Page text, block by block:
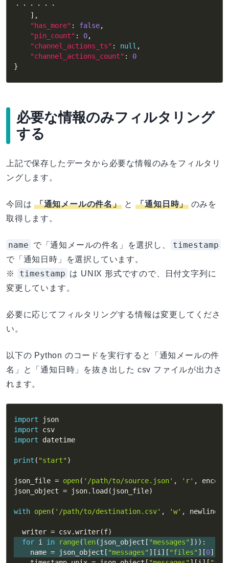
・・・・・・
] ,
"has_more" : false,
"pin_count" : 0,
"channel_actions_ts" : null ,
"channel_actions_count" :
0
}
必要な情報のみフィルタリング
する
上記で保存したデータから必要な情報のみをフィルタリ
ングします。
今回は「通知メールの件名」 と 「通知日時」のみを
取得します。
name で「通知メールの件名」を選択し、 timestamp
で「通知日時」を選択しています。
※
timestamp は UNIX 形式ですので、日付文字列に
変更しています。
必要に応じてフィルタリングする情報は変更してくださ
い。
以下の Python のコードを実行すると「通知メールの件
名」と「通知日時」を抜き出した csv ファイルが出力さ
れます。
import
json
import
csv
import datetime
print ( "start")
json_file = open( '/path/to/source.json' , 'r' ,
json_object = json. load ( json_file)
with open( '/path/to/destination.csv' , 'w' , newline
  writer
= csv.writer(f)
for i in range(len( json_object [ "messages" ] ) ) :
    name
= json_object [ "messages" ] [i] [ "files" ] [0]